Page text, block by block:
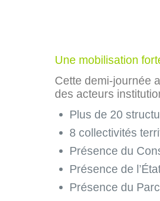
Une mobilisation
Cette demi‑journée
des acteurs
Plus de 20
8 collectivités
Présence du
Présence de
Présence du